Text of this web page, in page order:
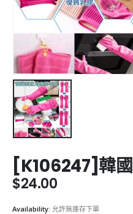
[K106247]韓
$24.00
Availability: 允許無庫存下單